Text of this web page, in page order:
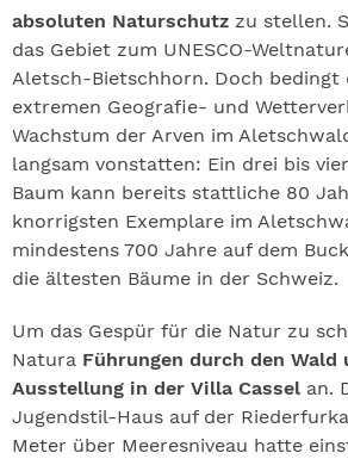
absoluten Naturschutz zu stellen.
das Gebiet zum UNESCO-
Aletsch-Bietschhorn. Doch bedingt
extremen Geografie- und
Wachstum der Arven im
langsam vonstatten: Ein drei bis
Baum kann bereits stattliche 80
knorrigsten Exemplare im
mindestens 700 Jahre auf dem
die ältesten Bäume in der Schweiz.
Um das Gespür für die Natur zu
Natura Führungen durch den Wald
Ausstellung in der Villa Cassel an.
Jugendstil-Haus auf der
Meter über Meeresniveau hatte